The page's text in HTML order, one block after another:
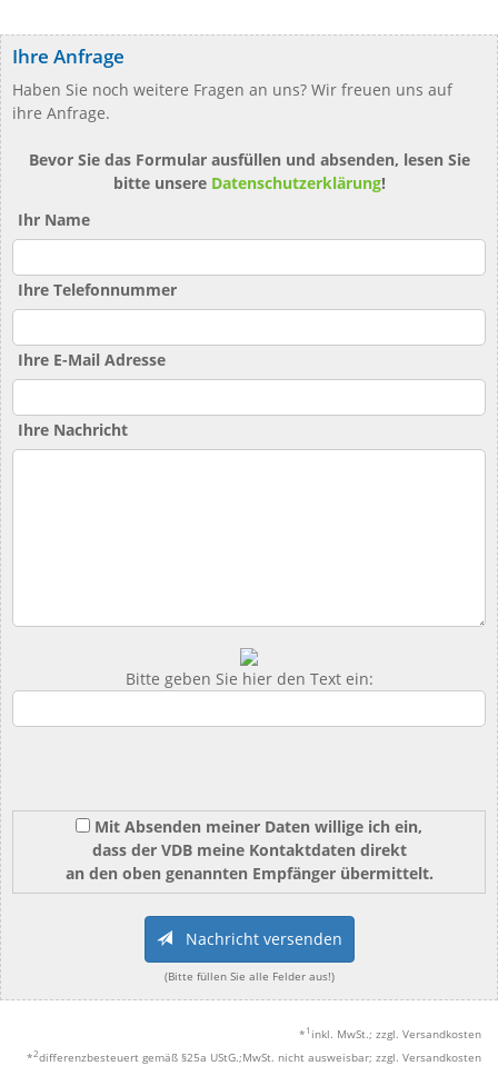
Ihre Anfrage
Haben Sie noch weitere Fragen an uns? Wir freuen uns auf
ihre Anfrage.
Bevor Sie das Formular ausfüllen und absenden, lesen Sie
bitte unsere Datenschutzerklärung!
Ihr Name
Ihre Telefonnummer
Ihre E-Mail Adresse
Ihre Nachricht
Bitte geben Sie hier den Text ein:
Mit Absenden meiner Daten willige ich ein,
dass der VDB meine Kontaktdaten direkt
an den oben genannten Empfänger übermittelt.
Nachricht versenden
(Bitte füllen Sie alle Felder aus!)
* 1 inkl. MwSt.; zzgl. Versandkosten
*2differenzbesteuert gemäß §25a UStG.;MwSt. nicht ausweisbar; zzgl. Versandkosten